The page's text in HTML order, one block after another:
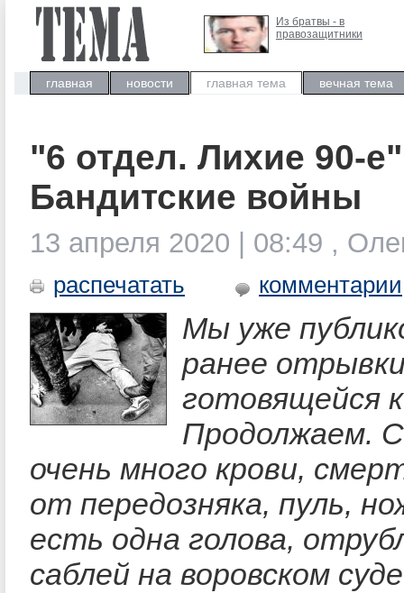
Из братвы - в
правозащитники
главная новости главная тема вечная тема
"6 отдел. Лихие 90-
Бандитские войны
13 апреля 2020 | 08:49 ,
распечатать комментарии
Мы уже
ранее
готовящейся
Продолжаем.
очень много крови,
от передозняка, пуль,
есть одна голова,
саблей на воровском